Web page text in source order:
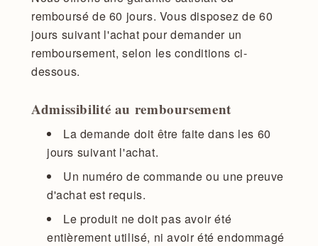
remboursé de 60 jours. Vous disposez de 60
jours suivant l'achat pour demander un
remboursement, selon les conditions ci-
dessous.
Admissibilité au remboursement
La demande doit être faite dans les 60
jours suivant l'achat.
Un numéro de commande ou une preuve
d'achat est requis.
Le produit ne doit pas avoir été
entièrement utilisé, ni avoir été endommagé